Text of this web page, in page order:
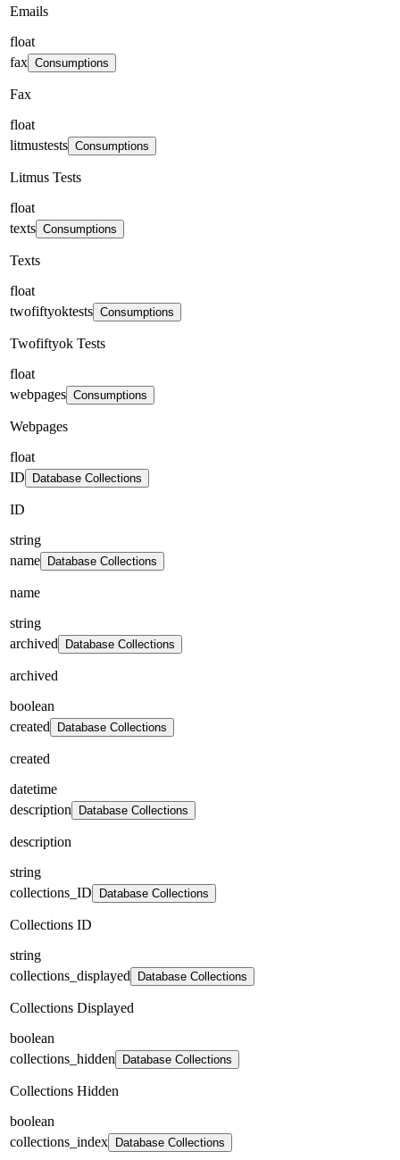
Emails
float
fax Consumptions
Fax
float
litmustests Consumptions
Litmus Tests
float
texts Consumptions
Texts
float
twofiftyoktests Consumptions
Twofiftyok Tests
float
webpages Consumptions
Webpages
float
ID
Database Collections
ID
string
name
Database Collections
name
string
archived
Database Collections
archived
boolean
created
Database Collections
created
datetime
description
Database Collections
description
string
collections_ID
Database Collections
Collections ID
string
collections_displayed
Database Collections
Collections Displayed
boolean
collections_hidden
Database Collections
Collections Hidden
boolean
collections_index
Database Collections